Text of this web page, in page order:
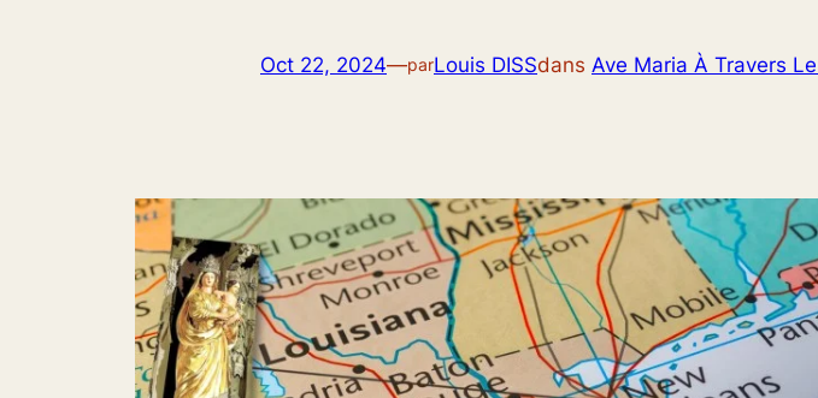
Oct 22, 2024—parLouis DISSdans Ave Maria À Travers